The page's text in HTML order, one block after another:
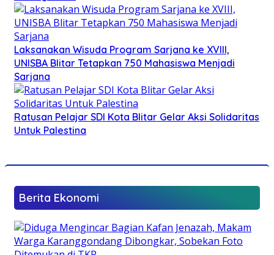
Laksanakan Wisuda Program Sarjana ke XVIII,
UNISBA Blitar Tetapkan 750 Mahasiswa Menjadi
Sarjana
Ratusan Pelajar SDI Kota Blitar Gelar Aksi Solidaritas
Untuk Palestina
Berita Ekonomi